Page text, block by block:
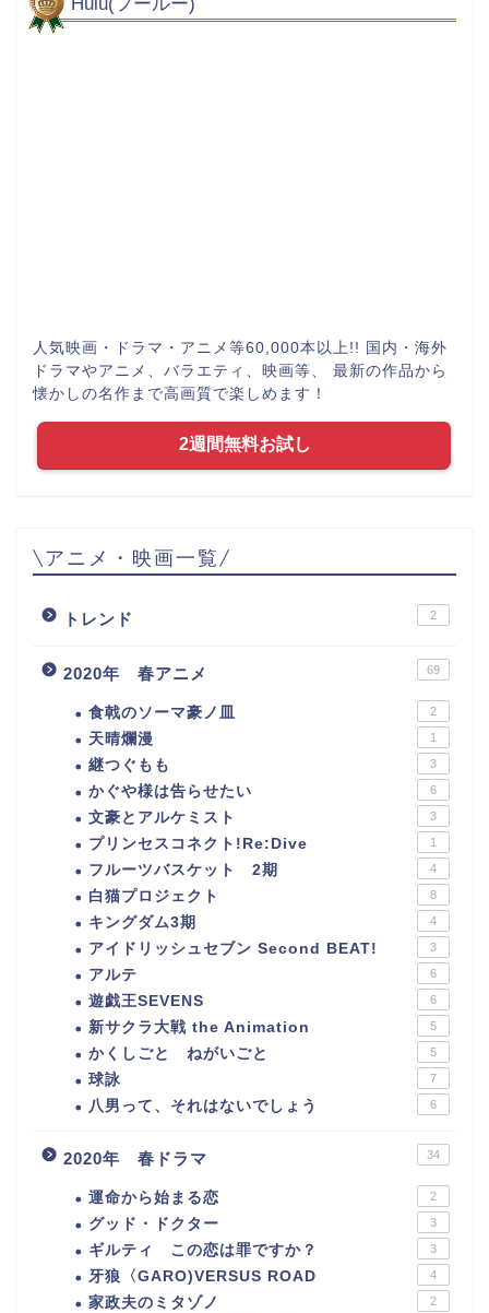
人気映画・ドラマ・アニメ等60,000本以上!! 国内・海外
ドラマやアニメ、バラエティ、映画等、 最新の作品から
懐かしの名作まで高画質で楽しめます！
2週間無料お試し
\アニメ・映画一覧/
トレンド 2
2020年 春アニメ 69
食戟のソーマ豪ノ皿 2
天晴爛漫 1
継つぐもも 3
かぐや様は告らせたい 6
文豪とアルケミスト 3
プリンセスコネクト!Re:Dive 1
フルーツバスケット 2期 4
白猫プロジェクト 8
キングダム3期 4
アイドリッシュセブン Second BEAT! 3
アルテ 6
遊戯王SEVENS 6
新サクラ大戦 the Animation 5
かくしごと ねがいごと 5
球詠 7
八男って、それはないでしょう 6
2020年 春ドラマ 34
運命から始まる恋 2
グッド・ドクター 3
ギルティ この恋は罪ですか？ 3
牙狼〈GARO)VERSUS ROAD 4
家政夫のミタゾノ 2